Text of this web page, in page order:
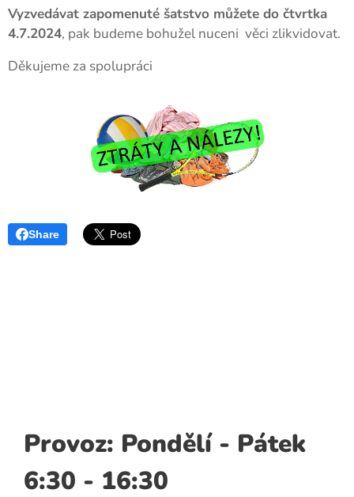
Vyzvedávat zapomenuté šatstvo můžete do čtvrtka
4.7.2024, pak budeme bohužel nuceni věci zlikvidovat.
Děkujeme za spolupráci
Share
Provoz: Pondělí - Pátek
6:30 - 16:30